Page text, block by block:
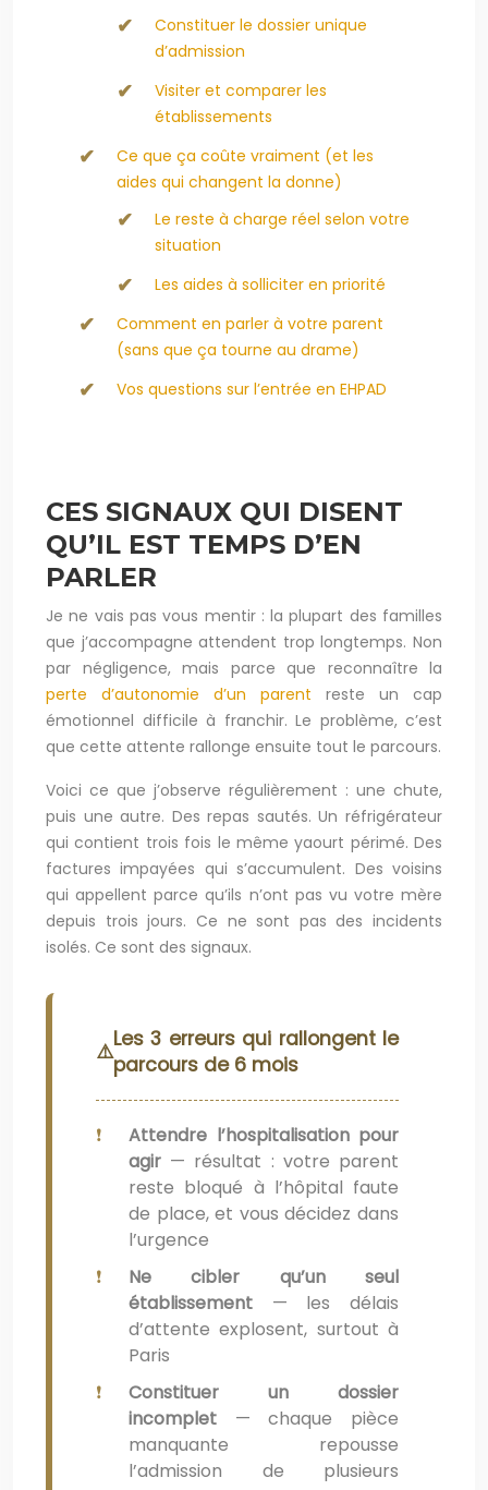
Constituer le dossier unique
d’admission
Visiter et comparer les
établissements
Ce que ça coûte vraiment (et les
aides qui changent la donne)
Le reste à charge réel selon votre
situation
Les aides à solliciter en priorité
Comment en parler à votre parent
(sans que ça tourne au drame)
Vos questions sur l’entrée en EHPAD
CES SIGNAUX QUI DISENT
QU’IL EST TEMPS D’EN
PARLER
Je ne vais pas vous mentir : la plupart des familles
que j’accompagne attendent trop longtemps. Non
par négligence, mais parce que reconnaître la
perte d’autonomie d’un parent reste un cap
émotionnel difficile à franchir. Le problème, c’est
que cette attente rallonge ensuite tout le parcours.
Voici ce que j’observe régulièrement : une chute,
puis une autre. Des repas sautés. Un réfrigérateur
qui contient trois fois le même yaourt périmé. Des
factures impayées qui s’accumulent. Des voisins
qui appellent parce qu’ils n’ont pas vu votre mère
depuis trois jours. Ce ne sont pas des incidents
isolés. Ce sont des signaux.
Les 3 erreurs qui rallongent le
parcours de 6 mois
Attendre l’hospitalisation pour
agir — résultat : votre parent
reste bloqué à l’hôpital faute
de place, et vous décidez dans
l’urgence
Ne cibler qu’un seul
établissement — les délais
d’attente explosent, surtout à
Paris
Constituer un dossier
incomplet — chaque pièce
manquante repousse
l’admission de plusieurs